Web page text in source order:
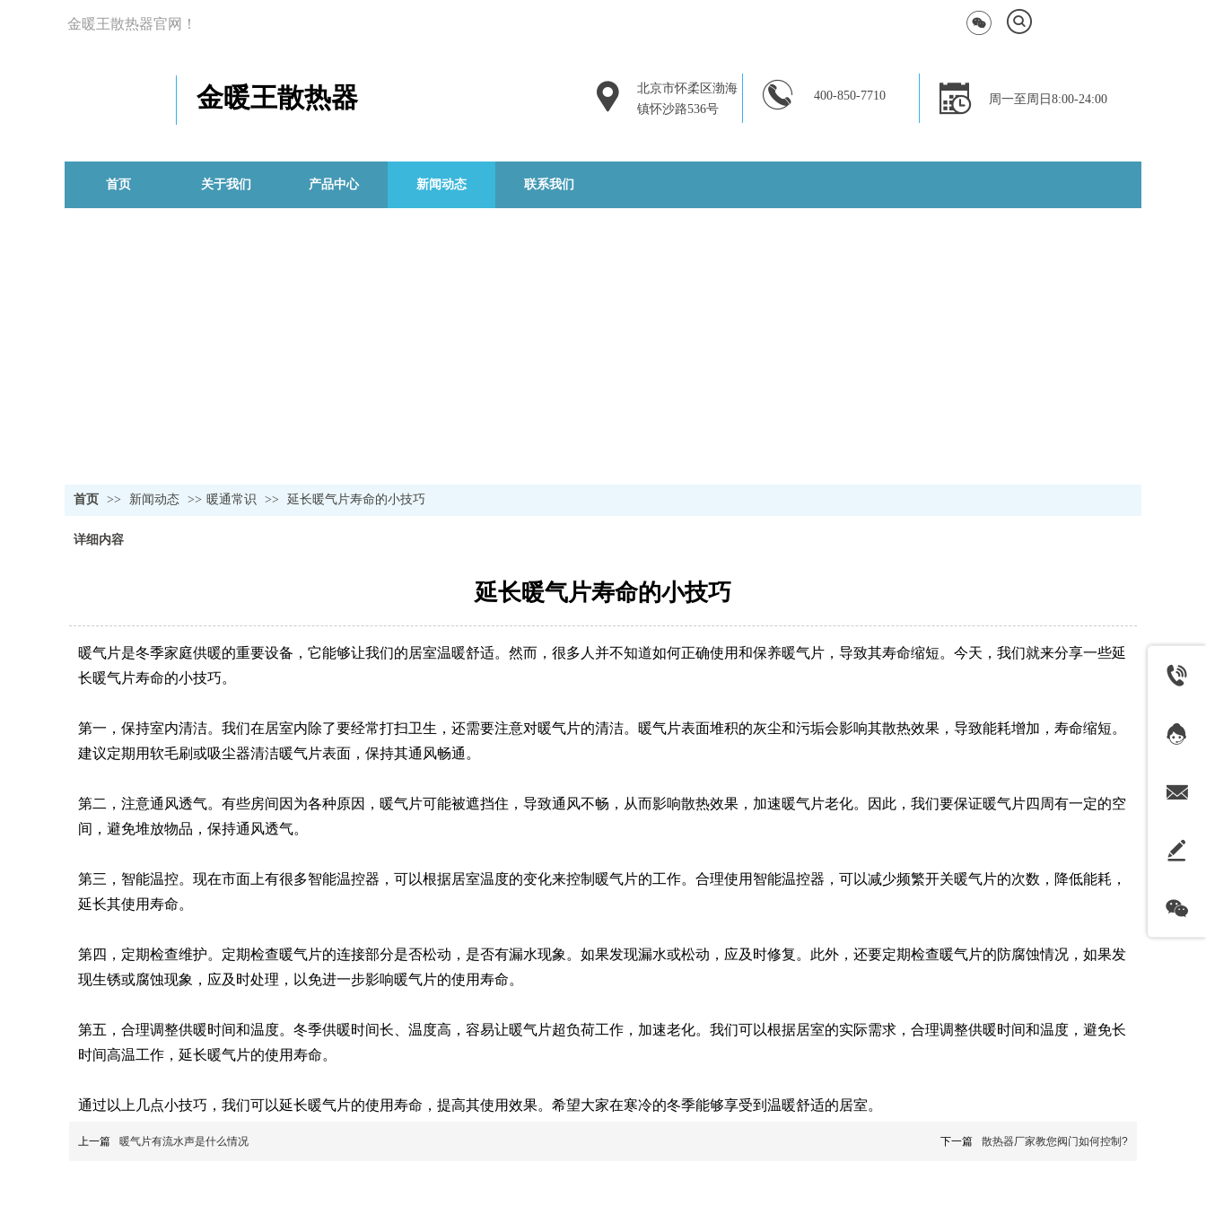
金暖王散热器官网！
金暖王散热器
北京市怀柔区渤海
镇怀沙路536号
400-850-7710 周一至周日8:00-24:00
首页 关于我们 产品中心 新闻动态 联系我们
首页 >> 新闻动态 >> 暖通常识 >> 延长暖气片寿命的小技巧
详细内容
延长暖气片寿命的小技巧
暖气片是冬季家庭供暖的重要设备，它能够让我们的居室温暖舒适。然而，很多人并不知道如何正确使用和保养暖气片，导致其寿命缩短。今天，我们就来分享一些延
长暖气片寿命的小技巧。
第一，保持室内清洁。我们在居室内除了要经常打扫卫生，还需要注意对暖气片的清洁。暖气片表面堆积的灰尘和污垢会影响其散热效果，导致能耗增加，寿命缩短。
建议定期用软毛刷或吸尘器清洁暖气片表面，保持其通风畅通。
第二，注意通风透气。有些房间因为各种原因，暖气片可能被遮挡住，导致通风不畅，从而影响散热效果，加速暖气片老化。因此，我们要保证暖气片四周有一定的空
间，避免堆放物品，保持通风透气。
第三，智能温控。现在市面上有很多智能温控器，可以根据居室温度的变化来控制暖气片的工作。合理使用智能温控器，可以减少频繁开关暖气片的次数，降低能耗，
延长其使用寿命。
第四，定期检查维护。定期检查暖气片的连接部分是否松动，是否有漏水现象。如果发现漏水或松动，应及时修复。此外，还要定期检查暖气片的防腐蚀情况，如果发
现生锈或腐蚀现象，应及时处理，以免进一步影响暖气片的使用寿命。
第五，合理调整供暖时间和温度。冬季供暖时间长、温度高，容易让暖气片超负荷工作，加速老化。我们可以根据居室的实际需求，合理调整供暖时间和温度，避免长
时间高温工作，延长暖气片的使用寿命。
通过以上几点小技巧，我们可以延长暖气片的使用寿命，提高其使用效果。希望大家在寒冷的冬季能够享受到温暖舒适的居室。
上一篇 暖气片有流水声是什么情况 下一篇 散热器厂家教您阀门如何控制?